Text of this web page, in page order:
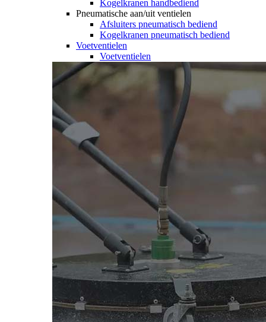
Kogelkranen handbediend
Pneumatische aan/uit ventielen
Afsluiters pneumatisch bediend
Kogelkranen pneumatisch bediend
Voetventielen
Voetventielen